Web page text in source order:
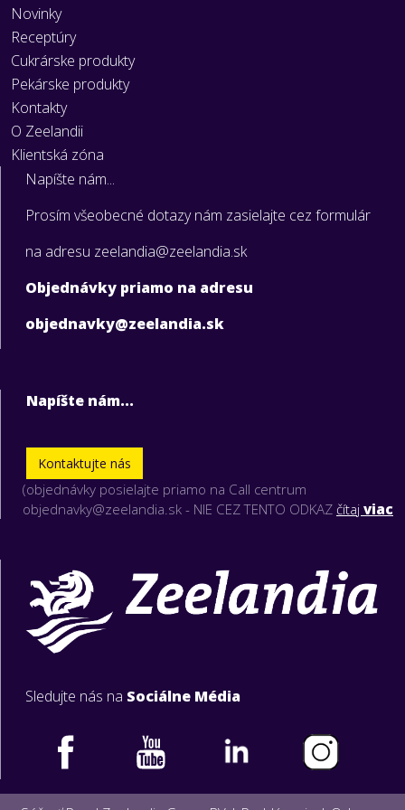
Novinky
Receptúry
Cukrárske produkty
Pekárske produkty
Kontakty
O Zeelandii
Klientská zóna
Napíšte nám...
Prosím všeobecné dotazy nám zasielajte cez formulár
na adresu zeelandia@zeelandia.sk
Objednávky priamo na adresu
objednavky@zeelandia.sk
Napíšte nám...
Kontaktujte nás
(objednávky posielajte priamo na Call centrum
objednavky@zeelandia.sk - NIE CEZ TENTO ODKAZ čítaj viac
Sledujte nás na Sociálne Média